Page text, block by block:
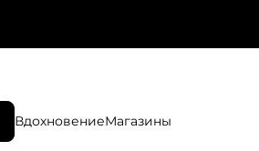
ВдохновениеМагазины